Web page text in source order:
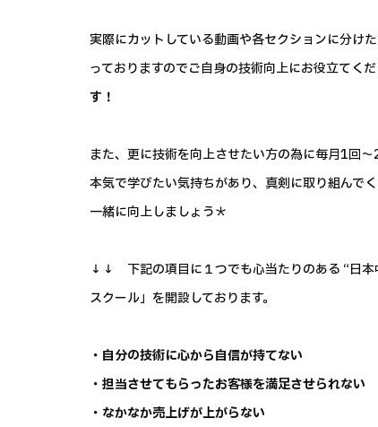
実際にカットしている動画や各セクションに分け
っておりますのでご自身の技術向上にお役立てく
す！
また、更に技術を向上させたい方の為に毎月1回
本気で学びたい気持ちがあり、真剣に取り組んで
一緒に向上しましょう＊
↓↓ 下記の項目に１つでも心当たりのある “日本
スクール」を開設しております。
・自分の技術に心から自信が持てない
・担当させてもらったお客様を満足させられない
・なかなか売上げが上がらない